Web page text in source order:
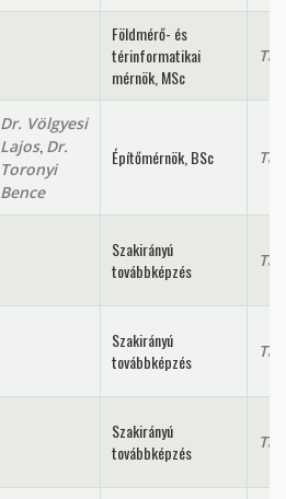
Földmérő- és
térinformatikai
mérnök, MSc
Dr. Völgyesi
Lajos, Dr.
Toronyi
Bence
Építőmérnök, BSc
Szakirányú
továbbképzés
Szakirányú
továbbképzés
Szakirányú
továbbképzés